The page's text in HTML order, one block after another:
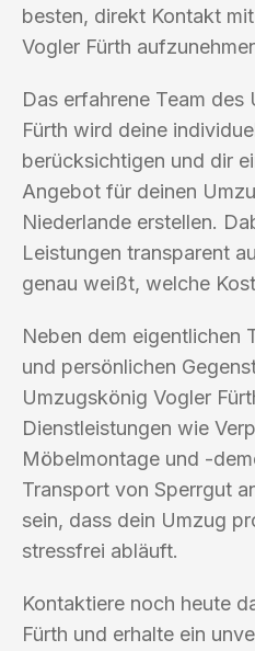
besten, direkt Kontakt
Vogler Fürth
Das erfahrene Team
Fürth wird deine
berücksichtigen und dir
Angebot für deinen
Niederlande erstellen.
Leistungen transparent
genau weißt, welche
Neben dem eigentlichen
und persönlichen
Umzugskönig Vogler
Dienstleistungen wie
Möbelmontage und -
Transport von Sperrgut
sein, dass dein Umzug
stressfrei abläuft.
Kontaktiere noch heute
Fürth und erhalte ein